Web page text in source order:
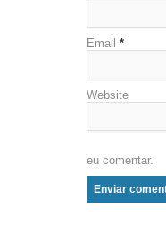
Email *
Website
eu comentar.